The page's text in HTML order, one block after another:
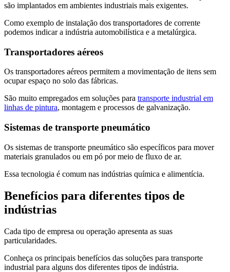
são implantados em ambientes industriais mais exigentes.
Como exemplo de instalação dos transportadores de corrente
podemos indicar a indústria automobilística e a metalúrgica.
Transportadores aéreos
Os transportadores aéreos permitem a movimentação de itens sem
ocupar espaço no solo das fábricas.
São muito empregados em soluções para transporte industrial em
linhas de pintura, montagem e processos de galvanização.
Sistemas de transporte pneumático
Os sistemas de transporte pneumático são específicos para mover
materiais granulados ou em pó por meio de fluxo de ar.
Essa tecnologia é comum nas indústrias química e alimentícia.
Benefícios para diferentes tipos de
indústrias
Cada tipo de empresa ou operação apresenta as suas
particularidades.
Conheça os principais benefícios das soluções para transporte
industrial para alguns dos diferentes tipos de indústria.